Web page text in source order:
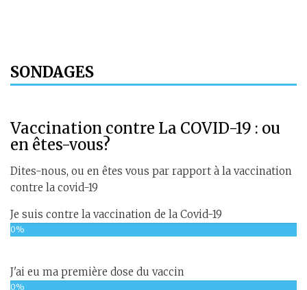
SONDAGES
Vaccination contre La COVID-19 : ou
en êtes-vous?
Dites-nous, ou en êtes vous par rapport à la vaccination
contre la covid-19
Je suis contre la vaccination de la Covid-19
0%
J'ai eu ma première dose du vaccin
0%